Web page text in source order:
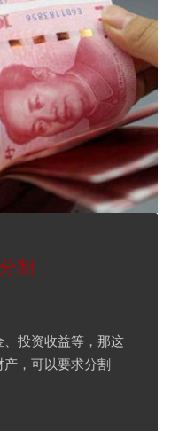
割
、投资收益等，那这
，可以要求分割